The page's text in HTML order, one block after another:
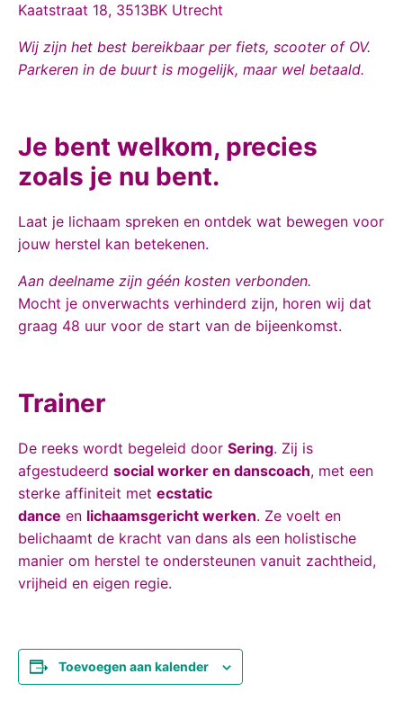
Kaatstraat 18, 3513BK Utrecht
Wij zijn het best bereikbaar per fiets, scooter of OV.
Parkeren in de buurt is mogelijk, maar wel betaald.
Je bent welkom, precies
zoals je nu bent.
Laat je lichaam spreken en ontdek wat bewegen voor
jouw herstel kan betekenen.
Aan deelname zijn géén kosten verbonden.
Mocht je onverwachts verhinderd zijn, horen wij dat
graag 48 uur voor de start van de bijeenkomst.
Trainer
De reeks wordt begeleid door Sering. Zij is
afgestudeerd social worker en danscoach, met een
sterke affiniteit met ecstatic
dance en lichaamsgericht werken. Ze voelt en
belichaamt de kracht van dans als een holistische
manier om herstel te ondersteunen vanuit zachtheid,
vrijheid en eigen regie.
Toevoegen aan kalender